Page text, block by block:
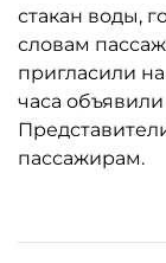
стакан воды,
словам
пригласили
часа
пассажирам.